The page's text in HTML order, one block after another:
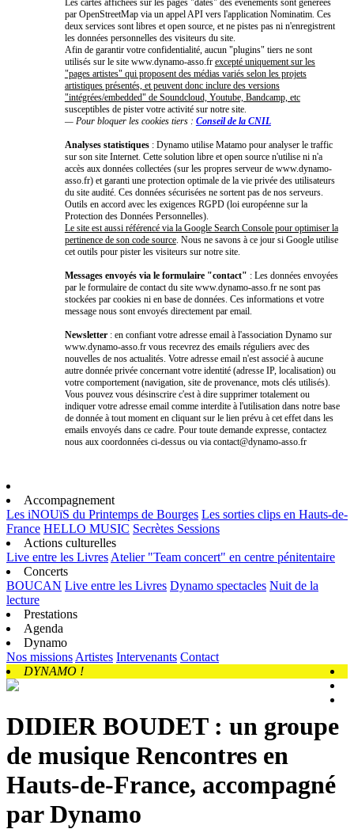
Les cartes affichées sur les pages "dates" des événements sont générées
par OpenStreetMap via un appel API vers l'application Nominatim. Ces
deux services sont libres et open source, et ne pistes pas ni n'enregistrent
les données personnelles des visiteurs du site.
Afin de garantir votre confidentialité, aucun "plugins" tiers ne sont
utilisés sur le site www.dynamo-asso.fr excepté uniquement sur les
"pages artistes" qui proposent des médias variés selon les projets
artistiques présentés, et peuvent donc inclure des versions
"intégrées/embedded" de Soundcloud, Youtube, Bandcamp, etc
susceptibles de pister votre activité sur notre site.
— Pour bloquer les cookies tiers : Conseil de la CNIL
Analyses statistiques : Dynamo utilise Matamo pour analyser le traffic
sur son site Internet. Cette solution libre et open source n'utilise ni n'a
accès aux données collectées (sur les propres serveur de www.dynamo-
asso.fr) et garanti une protection optimale de la vie privée des utilisateurs
du site audité. Ces données sécurisées ne sortent pas de nos serveurs.
Outils en accord avec les exigences RGPD (loi européenne sur la
Protection des Données Personnelles).
Le site est aussi référencé via la Google Search Console pour optimiser la
pertinence de son code source. Nous ne savons à ce jour si Google utilise
cet outils pour pister les visiteurs sur notre site.
Messages envoyés via le formulaire "contact" : Les données envoyées
par le formulaire de contact du site www.dynamo-asso.fr ne sont pas
stockées par cookies ni en base de données. Ces informations et votre
message nous sont envoyés directement par email.
Newsletter : en confiant votre adresse email à l'association Dynamo sur
www.dynamo-asso.fr vous recevrez des emails réguliers avec des
nouvelles de nos actualités. Votre adresse email n'est associé à aucune
autre donnée privée concernant votre identité (adresse IP, localisation) ou
votre comportement (navigation, site de provenance, mots clés utilisés).
Vous pouvez vous désinscrire c'est à dire supprimer totalement ou
indiquer votre adresse email comme interdite à l'utilisation dans notre base
de donnée à tout moment en cliquant sur le lien prévu à cet effet dans les
emails envoyés dans ce cadre. Pour toute demande expresse, contactez
nous aux coordonnées ci-dessus ou via contact@dynamo-asso.fr
Accompagnement
Les iNOUïS du Printemps de Bourges Les sorties clips en Hauts-de-
France HELLO MUSIC Secrètes Sessions
Actions culturelles
Live entre les Livres Atelier "Team concert" en centre pénitentaire
Concerts
BOUCAN Live entre les Livres Dynamo spectacles Nuit de la
lecture
Prestations
Agenda
Dynamo
Nos missions Artistes Intervenants Contact
DYNAMO !
DIDIER BOUDET : un groupe
de musique Rencontres en
Hauts-de-France, accompagné
par Dynamo